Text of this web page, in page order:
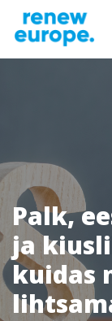
Palk,
ja
kuidas